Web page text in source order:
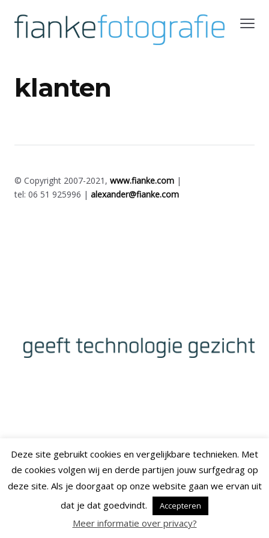
klanten
© Copyright 2007-2021,www.fianke.com |
tel: 06 51 925996 |alexander@fianke.com
Deze site gebruikt cookies en vergelijkbare technieken. Met
de cookies volgen wij en derde partijen jouw surfgedrag op
deze site. Als je doorgaat op onze website gaan we ervan uit
dat je dat goedvindt.
Accepteren
Meer informatie over privacy?